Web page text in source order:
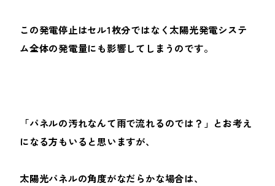
この発電停止はセル1枚分ではなく太陽光発電システ
ム全体の発電量にも影響してしまうのです。
「パネルの汚れなんて雨で流れるのでは？」とお考え
になる方もいると思いますが、
太陽光パネルの角度がなだらかな場合は、